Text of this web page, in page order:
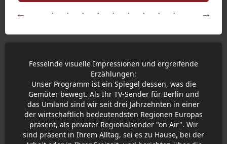
Fesselnde visuelle Impressionen und ergreifende
Erzählungen:
Unser Programm ist ein Spiegel dessen, was die
Gemüter bewegt. Als Ihr TV-Sender für Berlin und
das Umland sind wir seit drei Jahrzehnten in einer
der wirtschaftlich bedeutendsten Regionen Europas
präsent, als privater Regionalsender "on Air". Wir
sind präsent in Ihrem Alltag, sei es zu Hause, bei der